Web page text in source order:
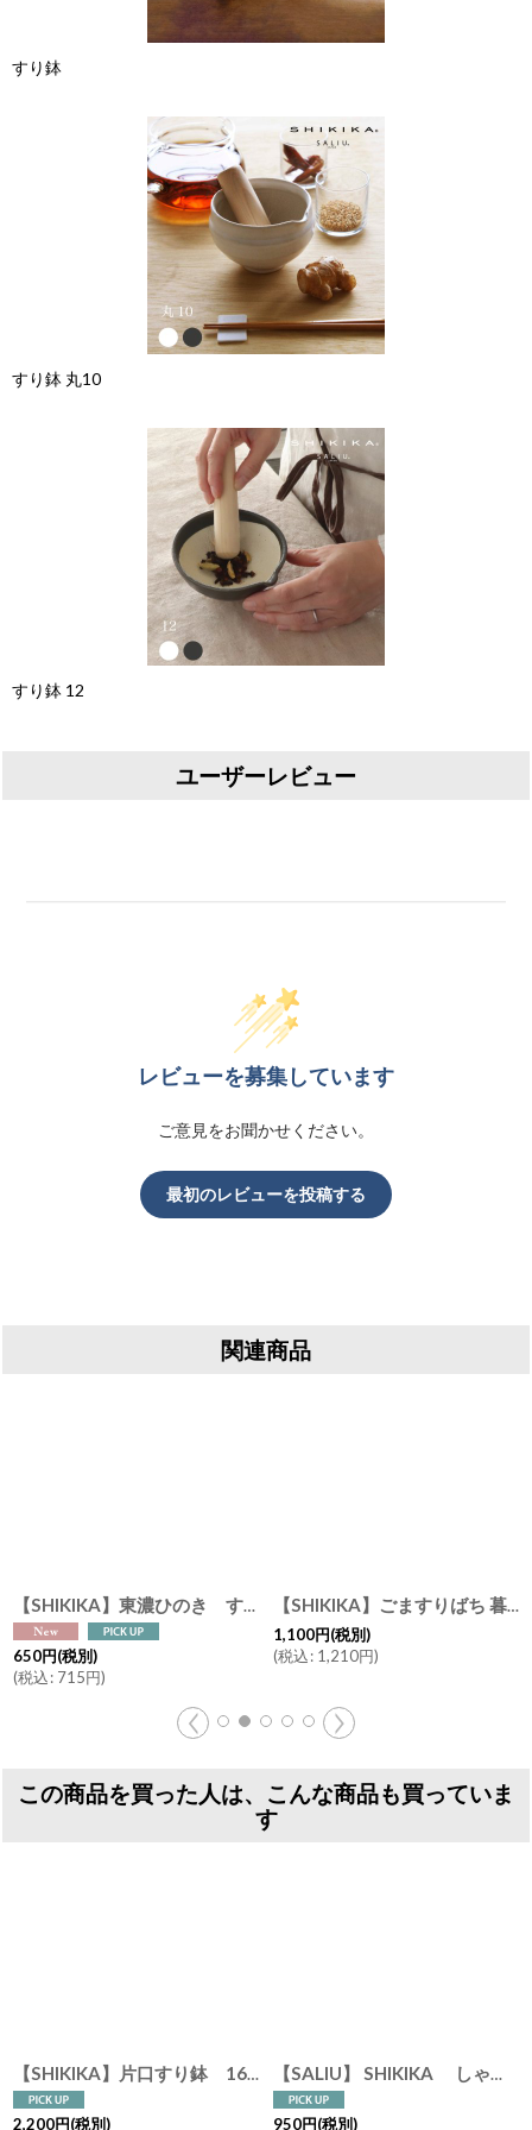
すり鉢
すり鉢 丸10
すり鉢 12
ユーザーレビュー
レビューを募集しています
ご意見をお聞かせください。
最初のレビューを投稿する
関連商品
3663]
【SHIKIKA】東濃ひのき すりこぎ 24cm 18cm 12 cm 9cm SALIU 日本製
650円(税別)
(税込: 715円)
【SHIKIKA】ごますりばち 暮らしの小道具 すりばち すり鉢 ごま 美濃焼
1,100円(税別)
(税込: 1,210円)
この商品を買った人は、こんな商品も買っていま
す
【SHIKIKA】片口すり鉢 16 φ16cm 白唐津 黒唐津 美濃焼 陶器 日本製 SALIU LOLO
2,200円(税別)
【SALIU】 SHIKIKA しゃもじうけ ツールレスト ツールスタンド 磁器 日本製 LOLO
950円(税別)